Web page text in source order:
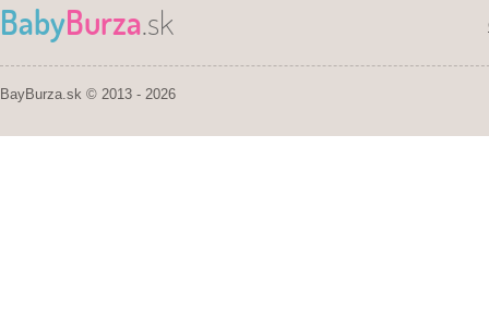
BabyBurza.sk
BayBurza.sk © 2013 - 2026